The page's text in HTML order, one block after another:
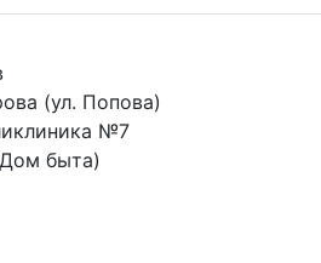
(ул. Попова)
№7
быта)